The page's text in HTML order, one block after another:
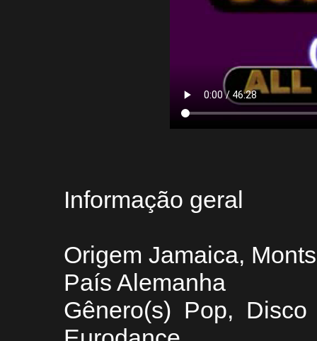
Informação geral
Origem Jamaica,
País Alemanha
Gênero(s) Pop,